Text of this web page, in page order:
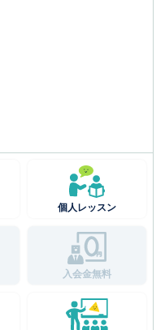
個人レッスン
入会金無料